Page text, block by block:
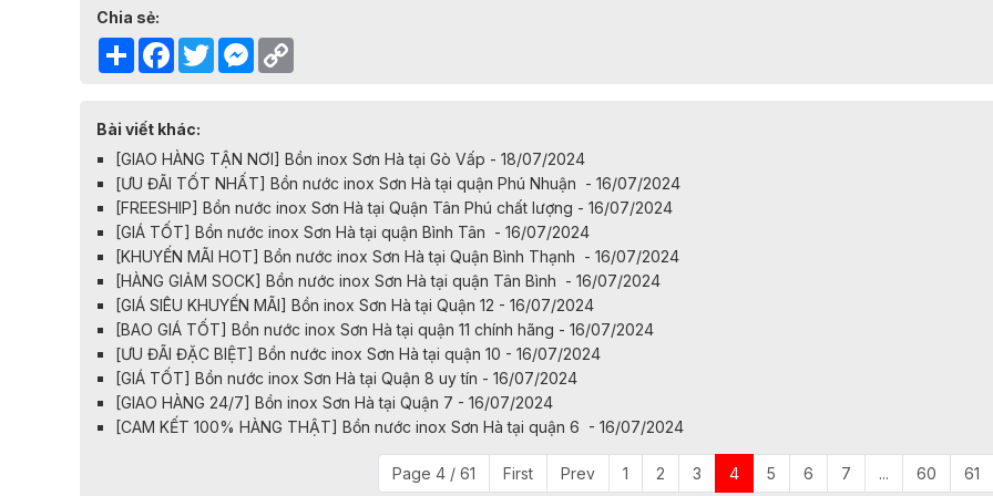
Chia sẻ:
Share Facebook
TwitterMessenger
Bài viết khác:
[GIAO HÀNG TẬN NƠI] Bồn inox Sơn Hà tại Gò Vấp - 18/07/2024
[ƯU ĐÃI TỐT NHẤT] Bồn nước inox Sơn Hà tại quận Phú Nhuận - 16/07/2024
[FREESHIP] Bồn nước inox Sơn Hà tại Quận Tân Phú chất lượng - 16/07/2024
[GIÁ TỐT] Bồn nước inox Sơn Hà tại quận Bình Tân - 16/07/2024
[KHUYẾN MÃI HOT] Bồn nước inox Sơn Hà tại Quận Bình Thạnh - 16/07/2024
[HÀNG GIẢM SOCK] Bồn nước inox Sơn Hà tại quận Tân Bình - 16/07/2024
[GIÁ SIÊU KHUYẾN MÃI] Bồn inox Sơn Hà tại Quận 12 - 16/07/2024
[BAO GIÁ TỐT] Bồn nước inox Sơn Hà tại quận 11 chính hãng - 16/07/2024
[ƯU ĐÃI ĐẶC BIỆT] Bồn nước inox Sơn Hà tại quận 10 - 16/07/2024
[GIÁ TỐT] Bồn nước inox Sơn Hà tại Quận 8 uy tín - 16/07/2024
[GIAO HÀNG 24/7] Bồn inox Sơn Hà tại Quận 7 - 16/07/2024
[CAM KẾT 100% HÀNG THẬT] Bồn nước inox Sơn Hà tại quận 6 - 16/07/2024
Page 4 / 61 First Prev 1 2 3 4 5 6 7 ... 60 61